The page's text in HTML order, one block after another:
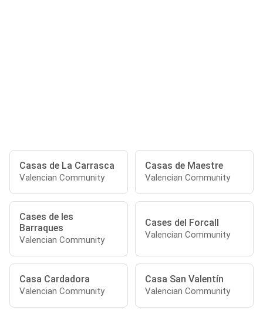
Casas de La Carrasca
Valencian Community
Casas de Maestre
Valencian Community
Cases de les
Barraques
Valencian Community
Cases del Forcall
Valencian Community
Casa Cardadora
Valencian Community
Casa San Valentín
Valencian Community